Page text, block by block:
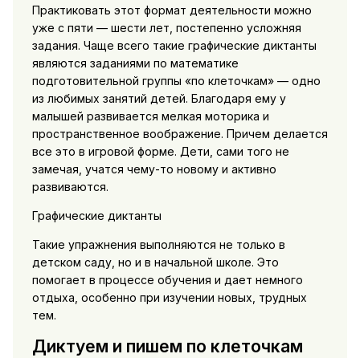
Практиковать этот формат деятельности можно
уже с пяти — шести лет, постепенно усложняя
задания. Чаще всего такие графические диктанты
являются заданиями по математике
подготовительной группы «по клеточкам» — одно
из любимых занятий детей. Благодаря ему у
малышей развивается мелкая моторика и
пространственное воображение. Причем делается
все это в игровой форме. Дети, сами того не
замечая, учатся чему-то новому и активно
развиваются.
Графические диктанты
Такие упражнения выполняются не только в
детском саду, но и в начальной школе. Это
помогает в процессе обучения и дает немного
отдыха, особенно при изучении новых, трудных
тем.
Диктуем и пишем по клеточкам